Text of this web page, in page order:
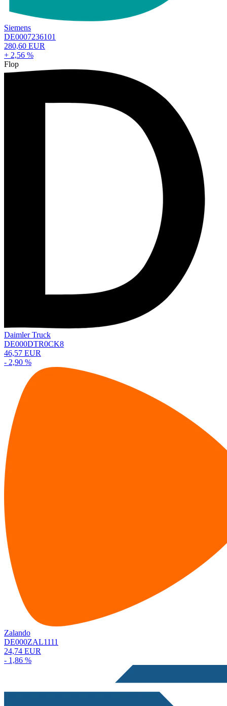
Siemens
DE0007236101
280,60 EUR
+ 2,56 %
Flop
Daimler Truck
DE000DTR0CK8
46,57 EUR
- 2,90 %
Zalando
DE000ZAL1111
24,74 EUR
- 1,86 %